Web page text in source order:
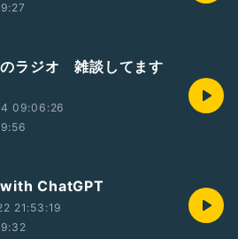
ラジオ 雑談してます
09:06:26
with ChatGPT
21:53:19